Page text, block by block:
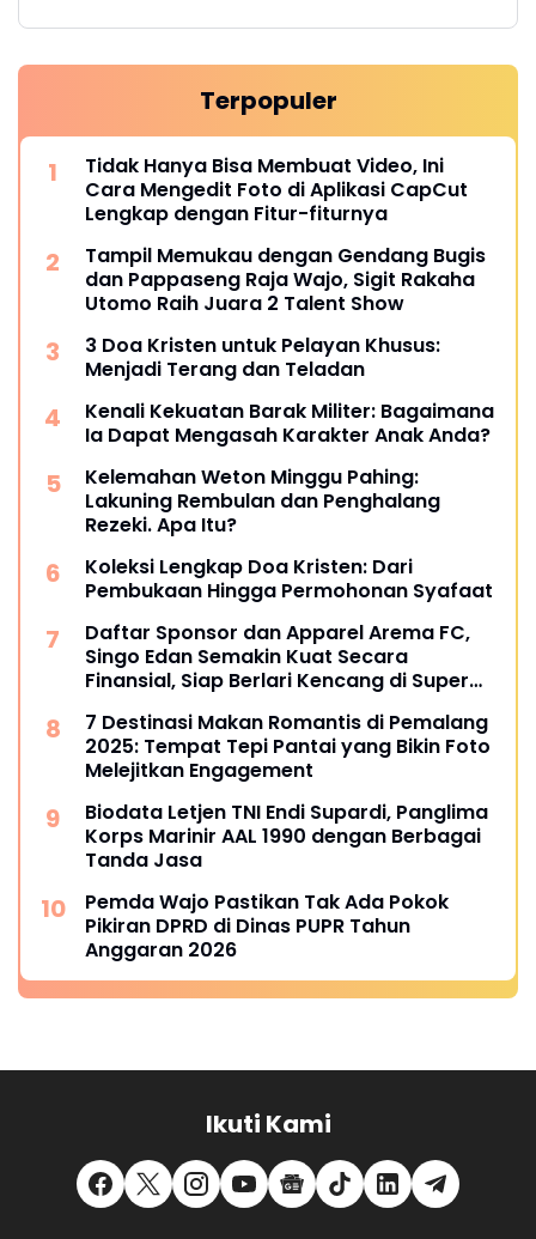
Terpopuler
Tidak Hanya Bisa Membuat Video, Ini
Cara Mengedit Foto di Aplikasi CapCut
Lengkap dengan Fitur-fiturnya
Tampil Memukau dengan Gendang Bugis
dan Pappaseng Raja Wajo, Sigit Rakaha
Utomo Raih Juara 2 Talent Show
3 Doa Kristen untuk Pelayan Khusus:
Menjadi Terang dan Teladan
Kenali Kekuatan Barak Militer: Bagaimana
Ia Dapat Mengasah Karakter Anak Anda?
Kelemahan Weton Minggu Pahing:
Lakuning Rembulan dan Penghalang
Rezeki. Apa Itu?
Koleksi Lengkap Doa Kristen: Dari
Pembukaan Hingga Permohonan Syafaat
Daftar Sponsor dan Apparel Arema FC,
Singo Edan Semakin Kuat Secara
Finansial, Siap Berlari Kencang di Super
7 Destinasi Makan Romantis di Pemalang
2025: Tempat Tepi Pantai yang Bikin Foto
Melejitkan Engagement
Biodata Letjen TNI Endi Supardi, Panglima
Korps Marinir AAL 1990 dengan Berbagai
Tanda Jasa
Pemda Wajo Pastikan Tak Ada Pokok
Pikiran DPRD di Dinas PUPR Tahun
Anggaran 2026
Ikuti Kami